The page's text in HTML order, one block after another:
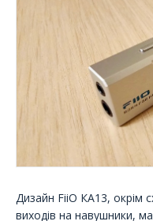
Дизайн FiiO КА13, окрім
виходів на навушники,